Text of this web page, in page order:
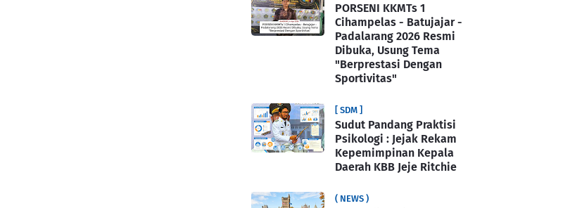
PORSENI KKMTs 1
Cihampelas - Batujajar -
Padalarang 2026 Resmi
Dibuka, Usung Tema
"Berprestasi Dengan
Sportivitas"
[ SDM ]
Sudut Pandang Praktisi
Psikologi : Jejak Rekam
Kepemimpinan Kepala
Daerah KBB Jeje Ritchie
( NEWS )